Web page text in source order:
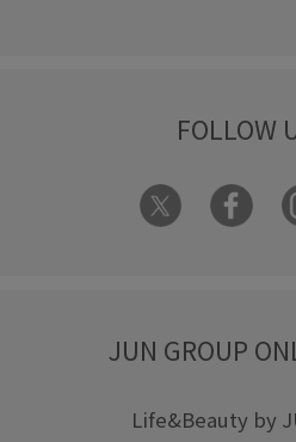
FOLLOW
JUN GROUP
Life&Beauty by